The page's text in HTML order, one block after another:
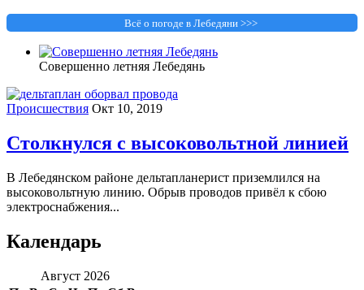
Всё о погоде в Лебедяни >>>
Совершенно летняя Лебедянь
Происшествия Окт 10, 2019
Столкнулся с высоковольтной линией
В Лебедянском районе дельтапланерист приземлился на
высоковольтную линию. Обрыв проводов привёл к сбою
электроснабжения...
Календарь
Август 2026